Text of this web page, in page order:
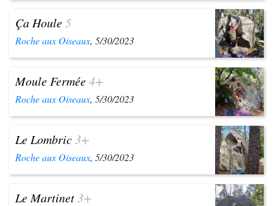
Ça Houle5
Roche aux Oiseaux, 5/30/2023
Moule Fermée4+
Roche aux Oiseaux, 5/30/2023
Le Lombric3+
Roche aux Oiseaux, 5/30/2023
Le Martinet3+